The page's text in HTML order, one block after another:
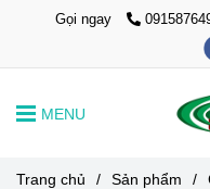
Gọi ngay
MENU
Trang chủ / Sản phẩm /